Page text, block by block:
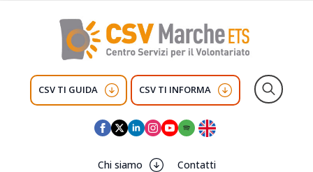
CSV TI GUIDA CSV TI INFORMA
Chi siamo Contatti